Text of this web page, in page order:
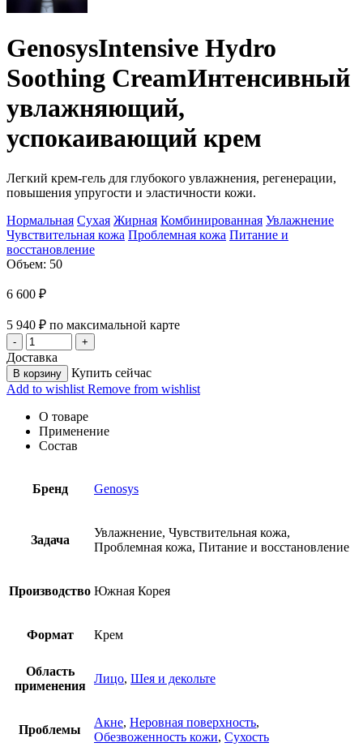
GenosysIntensive Hydro
Soothing CreamИнтенсивный
увлажняющий,
успокаивающий крем
Легкий крем-гель для глубокого увлажнения, регенерации,
повышения упругости и эластичности кожи.
Нормальная Сухая Жирная Комбинированная Увлажнение
Чувствительная кожа Проблемная кожа Питание и
восстановление
Объем: 50
6 600 ₽
5 940 ₽ по максимальной карте
Доставка
В корзину
Купить сейчас
Add to wishlist Remove from wishlist
О товаре
Применение
Состав
Бренд Genosys
Задача
Увлажнение, Чувствительная кожа,
Проблемная кожа, Питание и восстановление
Производство Южная Корея
Формат Крем
Область
применения
Лицо, Шея и декольте
Проблемы
Акне, Неровная поверхность,
Обезвоженность кожи, Сухость